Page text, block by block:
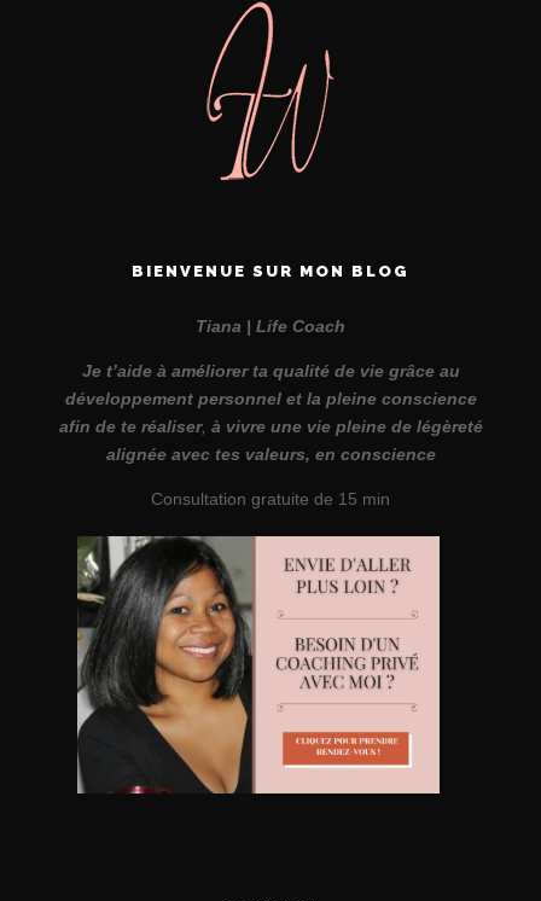
BIENVENUE SUR MON BLOG
Tiana | Life Coach
Je t’aide à améliorer ta qualité de vie grâce au
développement personnel et la pleine conscience
afin de te réaliser, à vivre une vie pleine de légèreté
alignée avec tes valeurs, en conscience
Consultation gratuite de 15 min